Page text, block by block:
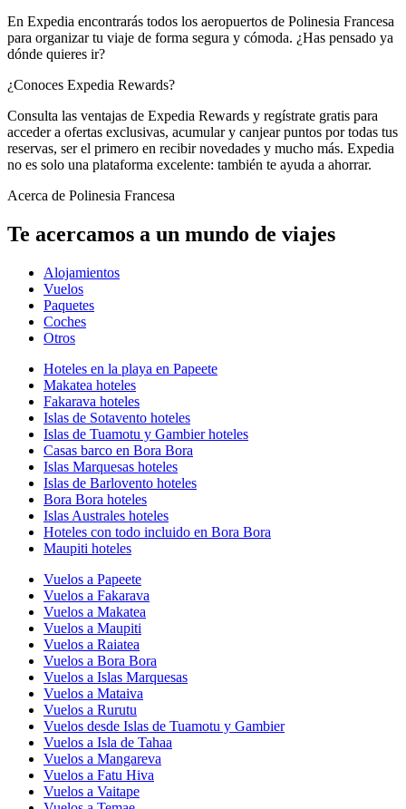
En Expedia encontrarás todos los aeropuertos de Polinesia Francesa
para organizar tu viaje de forma segura y cómoda. ¿Has pensado ya
dónde quieres ir?
¿Conoces Expedia Rewards?
Consulta las ventajas de Expedia Rewards y regístrate gratis para
acceder a ofertas exclusivas, acumular y canjear puntos por todas tus
reservas, ser el primero en recibir novedades y mucho más. Expedia
no es solo una plataforma excelente: también te ayuda a ahorrar.
Acerca de Polinesia Francesa
Te acercamos a un mundo de viajes
Alojamientos
Vuelos
Paquetes
Coches
Otros
Hoteles en la playa en Papeete
Makatea hoteles
Fakarava hoteles
Islas de Sotavento hoteles
Islas de Tuamotu y Gambier hoteles
Casas barco en Bora Bora
Islas Marquesas hoteles
Islas de Barlovento hoteles
Bora Bora hoteles
Islas Australes hoteles
Hoteles con todo incluido en Bora Bora
Maupiti hoteles
Vuelos a Papeete
Vuelos a Fakarava
Vuelos a Makatea
Vuelos a Maupiti
Vuelos a Raiatea
Vuelos a Bora Bora
Vuelos a Islas Marquesas
Vuelos a Mataiva
Vuelos a Rurutu
Vuelos desde Islas de Tuamotu y Gambier
Vuelos a Isla de Tahaa
Vuelos a Mangareva
Vuelos a Fatu Hiva
Vuelos a Vaitape